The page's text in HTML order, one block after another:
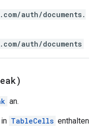
auth/documents.
auth/documents
an.
TableCells enthalten